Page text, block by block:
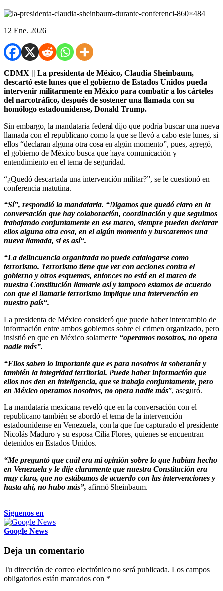
12 Ene. 2026
CDMX || La presidenta de México, Claudia Sheinbaum,
descartó este lunes que el gobierno de Estados Unidos pueda
intervenir militarmente en México para combatir a los cárteles
del narcotráfico, después de sostener una llamada con su
homólogo estadounidense, Donald Trump.
Sin embargo, la mandataria federal dijo que podría buscar una nueva
llamada con el republicano como la que se llevó a cabo este lunes, si
ellos “declaran alguna otra cosa en algún momento”, pues, agregó,
el gobierno de México busca que haya comunicación y
entendimiento en el tema de seguridad.
“¿Quedó descartada una intervención militar?”, se le cuestionó en
conferencia matutina.
“Sí”, respondió la mandataria. “Digamos que quedó claro en la
conversación que hay colaboración, coordinación y que seguimos
trabajando conjuntamente en ese marco, siempre pueden declarar
ellos alguna otra cosa, en el algún momento y buscaremos una
nueva llamada, si es así“.
“La delincuencia organizada no puede catalogarse como
terrorismo. Terrorismo tiene que ver con acciones contra el
gobierno y otros esquemas, entonces no está en el marco de
nuestra Constitución llamarle así y tampoco estamos de acuerdo
con que el llamarle terrorismo implique una intervención en
nuestro país“.
La presidenta de México consideró que puede haber intercambio de
información entre ambos gobiernos sobre el crimen organizado, pero
insistió en que en México solamente “operamos nosotros, no opera
nadie más”.
“Ellos saben lo importante que es para nosotros la soberanía y
también la integridad territorial. Puede haber información que
ellos nos den en inteligencia, que se trabaja conjuntamente, pero
en México operamos nosotros, no opera nadie más”, aseguró.
La mandataria mexicana reveló que en la conversación con el
republicano también se abordó el tema de la intervención
estadounidense en Venezuela, con la que fue capturado el presidente
Nicolás Maduro y su esposa Cilia Flores, quienes se encuentran
detenidos en Estados Unidos.
“Me preguntó que cuál era mi opinión sobre lo que habían hecho
en Venezuela y le dije claramente que nuestra Constitución era
muy clara, que no estábamos de acuerdo con las intervenciones y
hasta ahí, no hubo más”, afirmó Sheinbaum.
Siguenos en
Google News
Deja un comentario
Tu dirección de correo electrónico no será publicada. Los campos
obligatorios están marcados con *